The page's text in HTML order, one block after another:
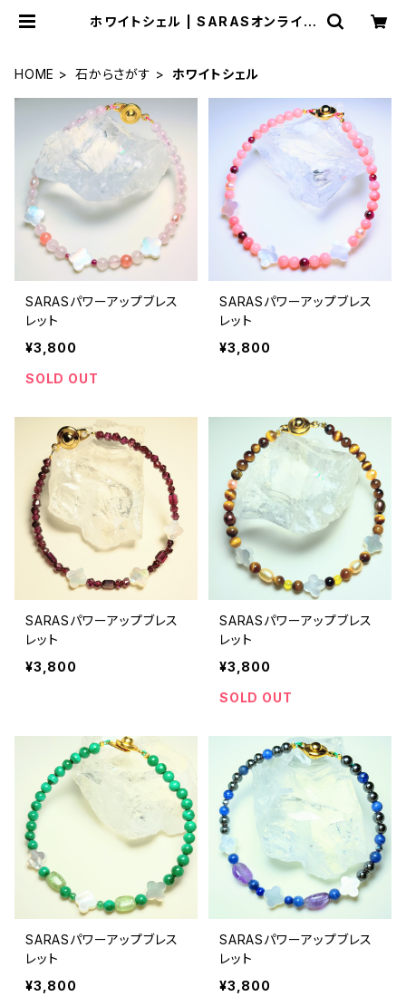
ホワイトシェル | SARASオンライン
HOME 石からさがす ホワイトシェル
SARASパワーアップブレス
レット
¥3,800
SOLD OUT
SARASパワーアップブレス
レット
¥3,800
SARASパワーアップブレス
レット
¥3,800
SARASパワーアップブレス
レット
¥3,800
SOLD OUT
SARASパワーアップブレス
レット
¥3,800
SARASパワーアップブレス
レット
¥3,800